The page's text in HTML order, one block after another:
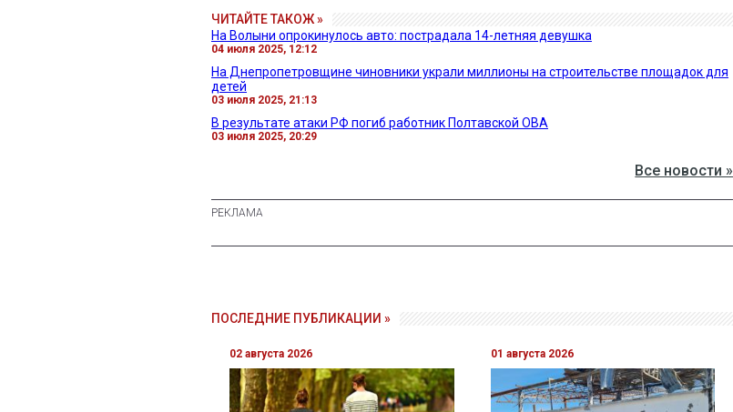
ЧИТАЙТЕ ТАКОЖ »
На Волыни опрокинулось авто: пострадала 14-летняя девушка
04 июля 2025, 12:12
На Днепропетровщине чиновники украли миллионы на строительстве площадок для
детей
03 июля 2025, 21:13
В результате атаки РФ погиб работник Полтавской ОВА
03 июля 2025, 20:29
Все новости »
ПОСЛЕДНИЕ ПУБЛИКАЦИИ »
02 августа 2026 01 августа 2026